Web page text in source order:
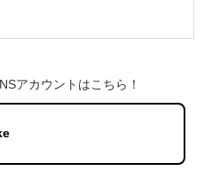
アカウントはこちら！